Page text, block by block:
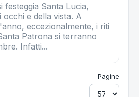
festeggia Santa Lucia,
e della vista. A
eccezionalmente, i riti
Patrona si terranno
Infatti...
Pagine